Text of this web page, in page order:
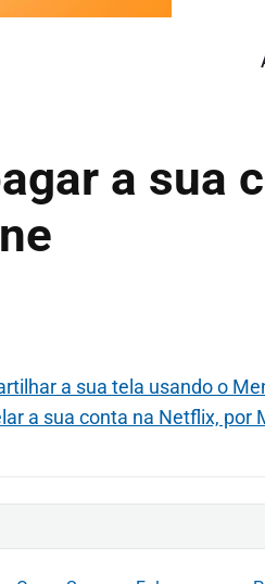
a sua
a sua tela usando o
a sua conta na Netflix, por